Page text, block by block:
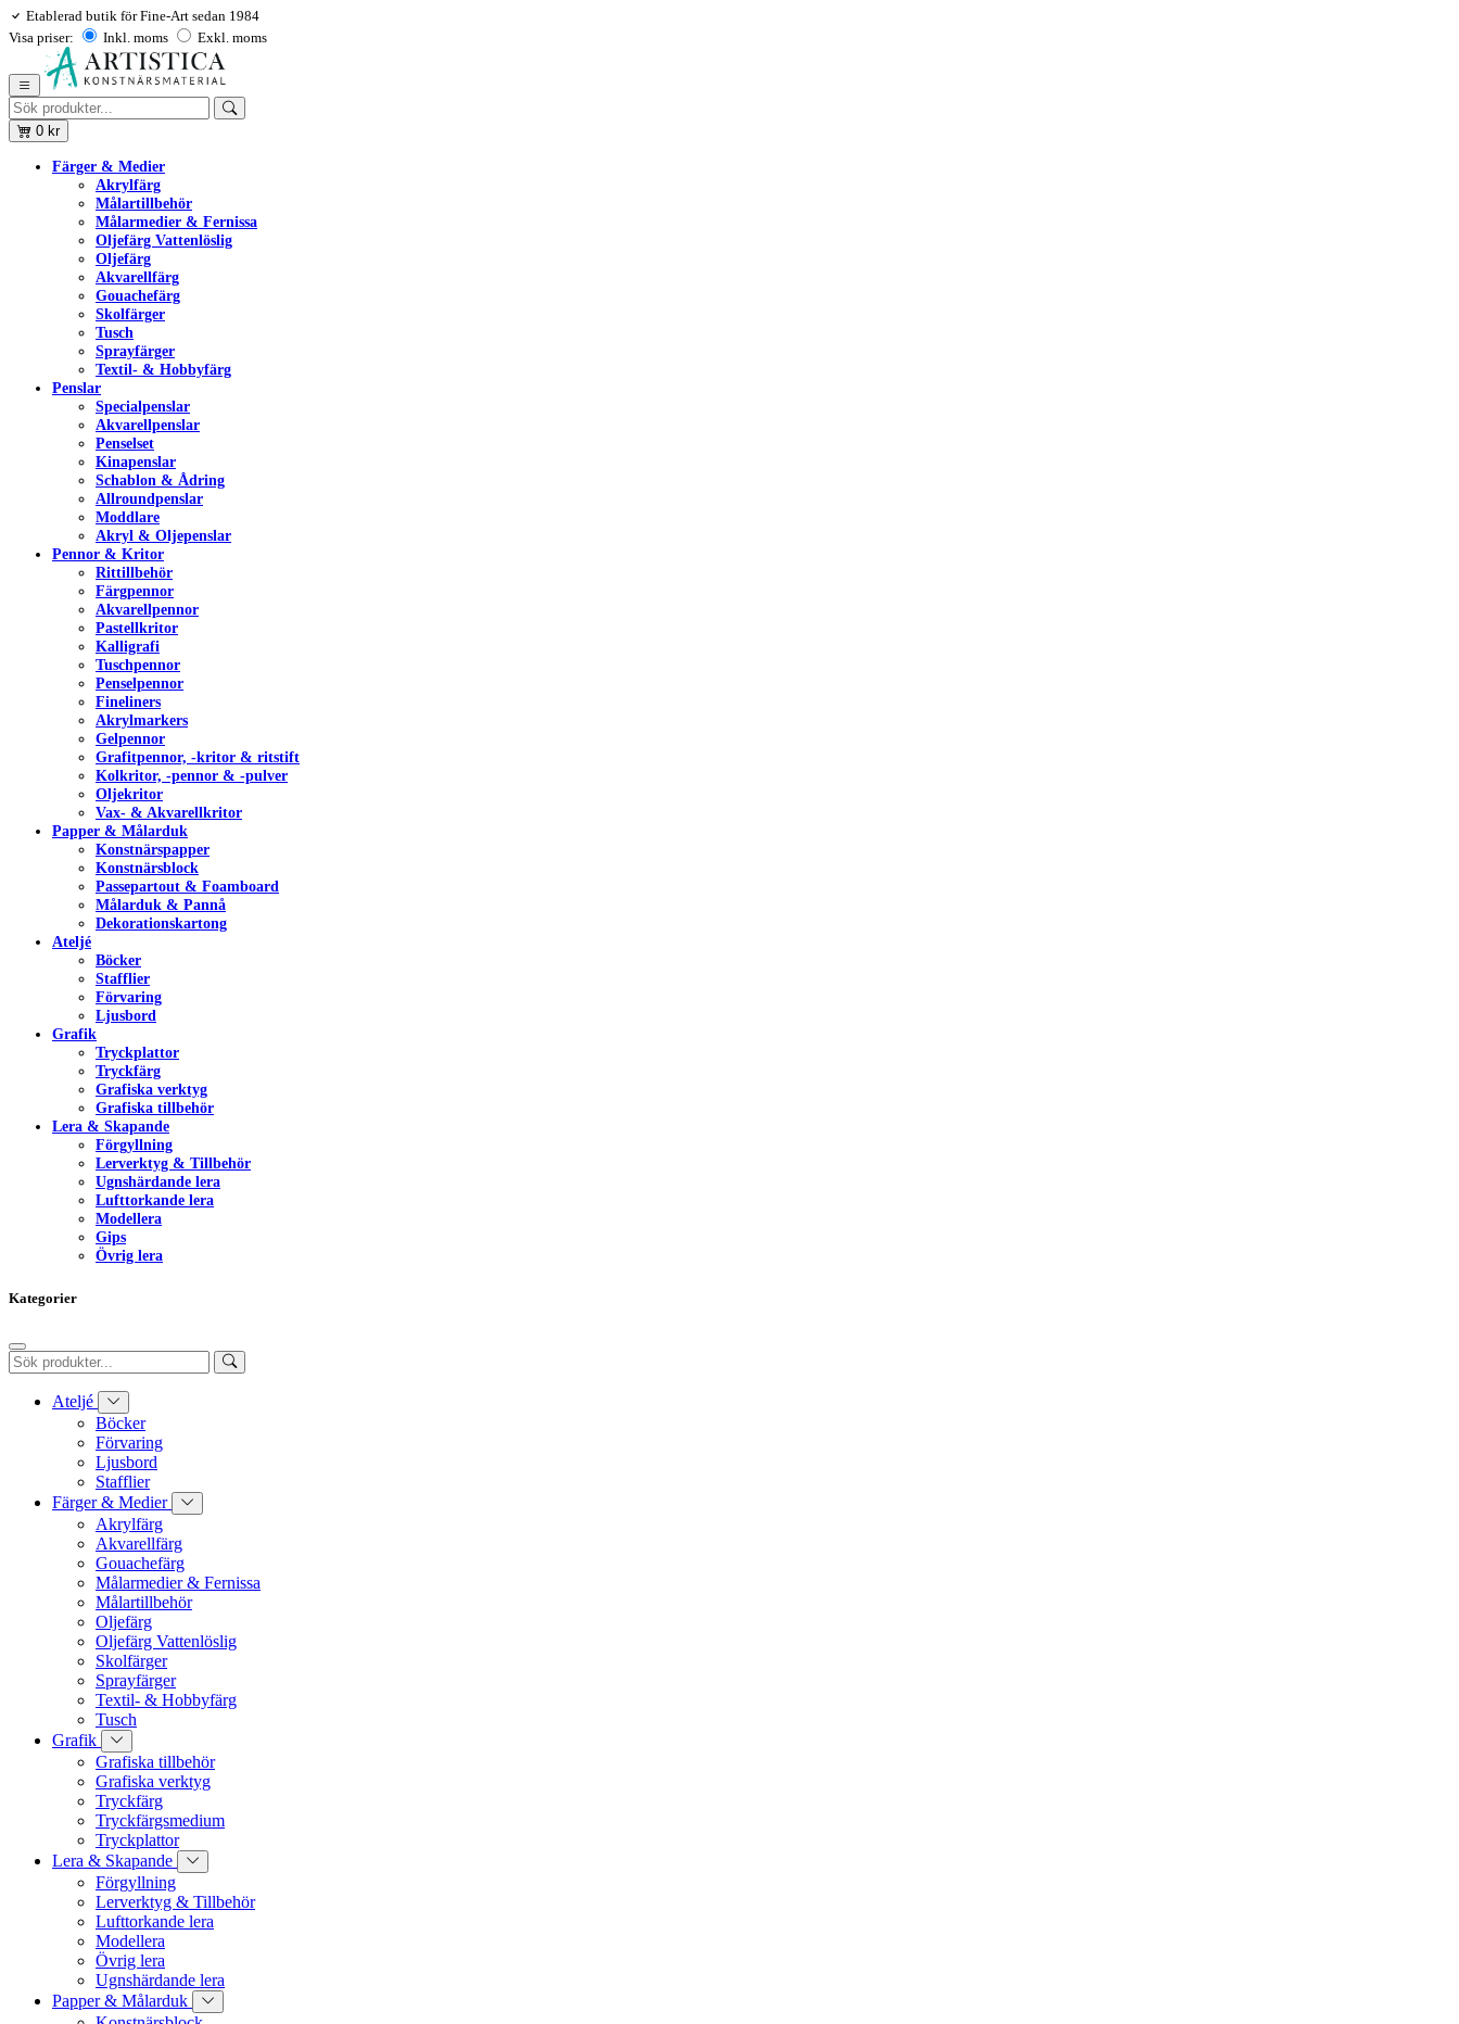
Etablerad butik för Fine-Art sedan 1984
Visa priser:
Inkl. moms Exkl. moms
0 kr
Färger & Medier
Akrylfärg
Målartillbehör
Målarmedier & Fernissa
Oljefärg Vattenlöslig
Oljefärg
Akvarellfärg
Gouachefärg
Skolfärger
Tusch
Sprayfärger
Textil- & Hobbyfärg
Penslar
Specialpenslar
Akvarellpenslar
Penselset
Kinapenslar
Schablon & Ådring
Allroundpenslar
Moddlare
Akryl & Oljepenslar
Pennor & Kritor
Rittillbehör
Färgpennor
Akvarellpennor
Pastellkritor
Kalligrafi
Tuschpennor
Penselpennor
Fineliners
Akrylmarkers
Gelpennor
Grafitpennor, -kritor & ritstift
Kolkritor, -pennor & -pulver
Oljekritor
Vax- & Akvarellkritor
Papper & Målarduk
Konstnärspapper
Konstnärsblock
Passepartout & Foamboard
Målarduk & Pannå
Dekorationskartong
Ateljé
Böcker
Stafflier
Förvaring
Ljusbord
Grafik
Tryckplattor
Tryckfärg
Grafiska verktyg
Grafiska tillbehör
Lera & Skapande
Förgyllning
Lerverktyg & Tillbehör
Ugnshärdande lera
Lufttorkande lera
Modellera
Gips
Övrig lera
Kategorier
Ateljé
Böcker
Förvaring
Ljusbord
Stafflier
Färger & Medier
Akrylfärg
Akvarellfärg
Gouachefärg
Målarmedier & Fernissa
Målartillbehör
Oljefärg
Oljefärg Vattenlöslig
Skolfärger
Sprayfärger
Textil- & Hobbyfärg
Tusch
Grafik
Grafiska tillbehör
Grafiska verktyg
Tryckfärg
Tryckfärgsmedium
Tryckplattor
Lera & Skapande
Förgyllning
Lerverktyg & Tillbehör
Lufttorkande lera
Modellera
Övrig lera
Ugnshärdande lera
Papper & Målarduk